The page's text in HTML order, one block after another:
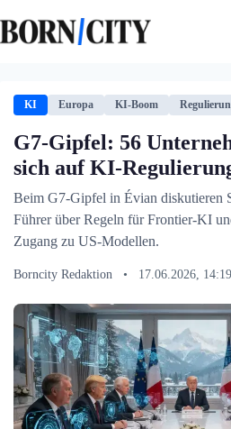
Inhalt
springen
KI Europa KI-Boom
G7-Gipfel: 56
sich auf KI-
Beim G7-Gipfel in Évian diskutieren
Führer über Regeln für Frontier-KI
Zugang zu US-Modellen.
Borncity Redaktion • 17.06.2026,